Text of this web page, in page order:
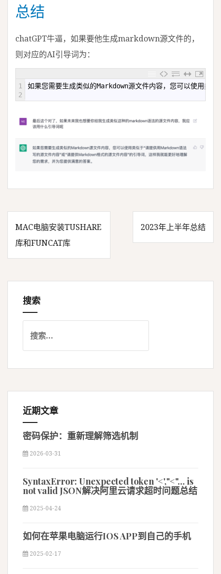
总结
chatGPT牛逼，如果要他生成markdown源文件的，
则对应的AI引导词为：
1
2
如果您需要生成类似的Markdown源文件内容，您可以使用类似
文
MAC电脑安装TUSHARE
库和FUNCAT库
2023年上半年总结
搜索
近期文章
密码保护：重新理解筛选机制
2026-03-31
SyntaxError: Unexpected token '<',"<"... is
not valid JSON解决阿里云请求超时问题总结
2025-04-24
如何在苹果电脑运行IOS APP到自己的手机
2025-02-17